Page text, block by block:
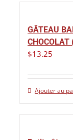
GÂTEAU
CHOCOLAT
$13.25
Ajouter au